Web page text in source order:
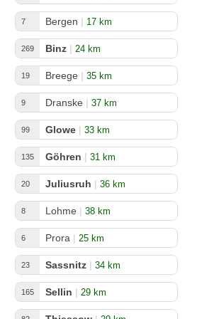
7 Bergen | 17 km
269 Binz | 24 km
19 Breege | 35 km
9 Dranske | 37 km
99 Glowe | 33 km
135 Göhren | 31 km
20 Juliusruh | 36 km
8 Lohme | 38 km
6 Prora | 25 km
23 Sassnitz | 34 km
165 Sellin | 29 km